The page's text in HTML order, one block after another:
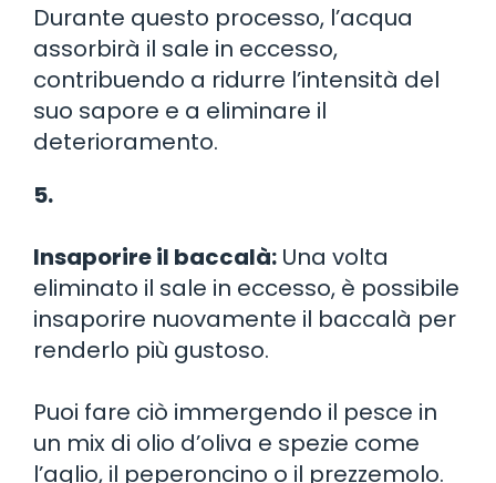
Durante questo processo, l’acqua
assorbirà il sale in eccesso,
contribuendo a ridurre l’intensità del
suo sapore e a eliminare il
deterioramento.
5.
Insaporire il baccalà: Una volta
eliminato il sale in eccesso, è possibile
insaporire nuovamente il baccalà per
renderlo più gustoso.
Puoi fare ciò immergendo il pesce in
un mix di olio d’oliva e spezie come
l’aglio, il peperoncino o il prezzemolo.